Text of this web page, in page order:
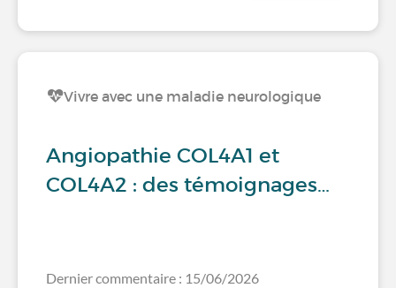
Vivre avec une maladie neurologique
Angiopathie COL4A1 et
COL4A2 : des témoignages…
Dernier commentaire : 15/06/2026